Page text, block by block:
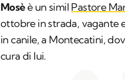
Mosèè un simil Pastore
ottobre in strada, vagante
in canile, a Montecatini,
cura di lui.